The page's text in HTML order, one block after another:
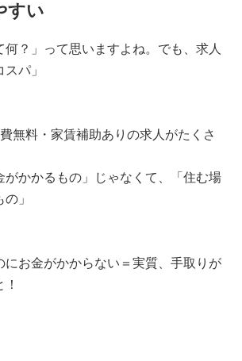
すい
何？」って思いますよね。でも、求人
パ」
無料・家賃補助ありの求人がたくさ
がかかるもの」じゃなくて、「住む場
」
にお金がかからない＝実質、手取りが